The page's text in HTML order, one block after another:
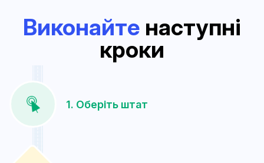
Виконайте наступні
кроки
1. Оберіть штат